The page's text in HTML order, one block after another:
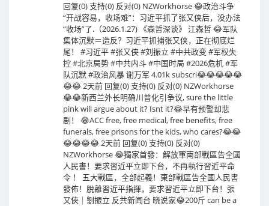
回复(0) 支持(0) 反对(0) NZWorkhorse 😂政治斗争
“开战容易，收场难”：习近平抓了张又侠后，没办法
“收场”了.（2026.1.27) 《森哲深谈》 江森哲 😂军队
集体沉默＝造反？习近平抓捕张又侠，正在彻底烂
尾！ #习近平 #张又侠 #刘振立 #中共政变 #军权失
控 #北京局势 #中共内斗 #中国时局 #2026危机 #军
队沉默 #政治风暴 谢万军 4.01k subscri😂😂😂😂😂
😂😂 2天前 回复(0) 支持(0) 反对(0) NZWorkhorse
😂😂新西兰外长明确川普化引争议, sure the little
pink will argue about it? Isnt it?😂早有预警却悲
剧！ 😂ACC free, free medical, free benefits, free
funerals, free prisons for the kids, who cares?😂😂
😂😂😂😂 2天前 回复(0) 支持(0) 反对(0)
NZWorkhorse 😂獨家首發：解放軍南部戰區告全國
人民書！要求習近平立即下台，不再執行習近平命
令 ！ 五大戰區，全部起義！東部戰區告全國人民書
發佈！脫離習近平指揮，要求習近平立即下台！張
又俠｜劉振立 反共新闻台 晓说家😂200斤 can be a